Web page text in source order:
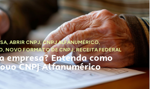
, ABRIR CNPJ,CNPJ ALFANUMÉRICO,
, NOVO FORMATO DE CNPJ,RECEITA FEDERAL
empresa? Entenda como
CNPJ Alfanumérico